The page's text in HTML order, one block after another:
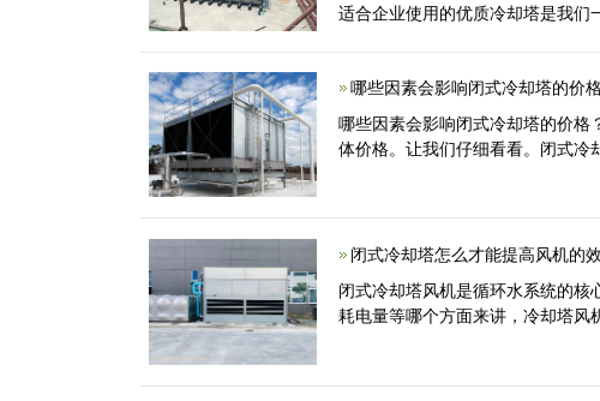
适合企业使用的优质冷却塔是我们
哪些因素会影响闭式冷却塔的价
哪些因素会影响闭式冷却塔的价格
体价格。让我们仔细看看。闭式冷
闭式冷却塔怎么才能提高风机的
闭式冷却塔风机是循环水系统的核
耗电量等哪个方面来讲，冷却塔风